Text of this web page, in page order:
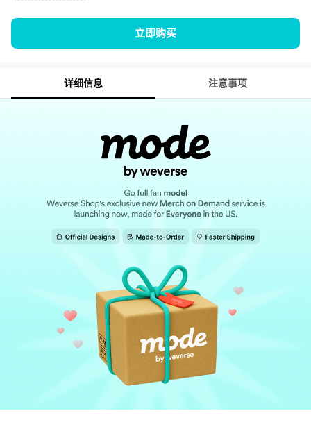
立即购买
详细信息 注意事项